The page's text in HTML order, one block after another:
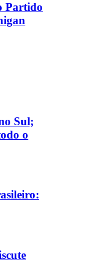
Partido
Sul;
o